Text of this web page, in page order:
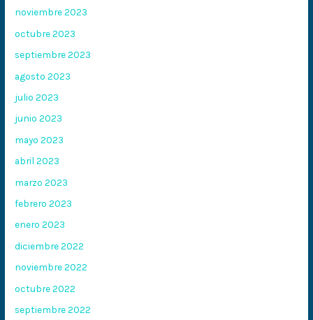
noviembre 2023
octubre 2023
septiembre 2023
agosto 2023
julio 2023
junio 2023
mayo 2023
abril 2023
marzo 2023
febrero 2023
enero 2023
diciembre 2022
noviembre 2022
octubre 2022
septiembre 2022